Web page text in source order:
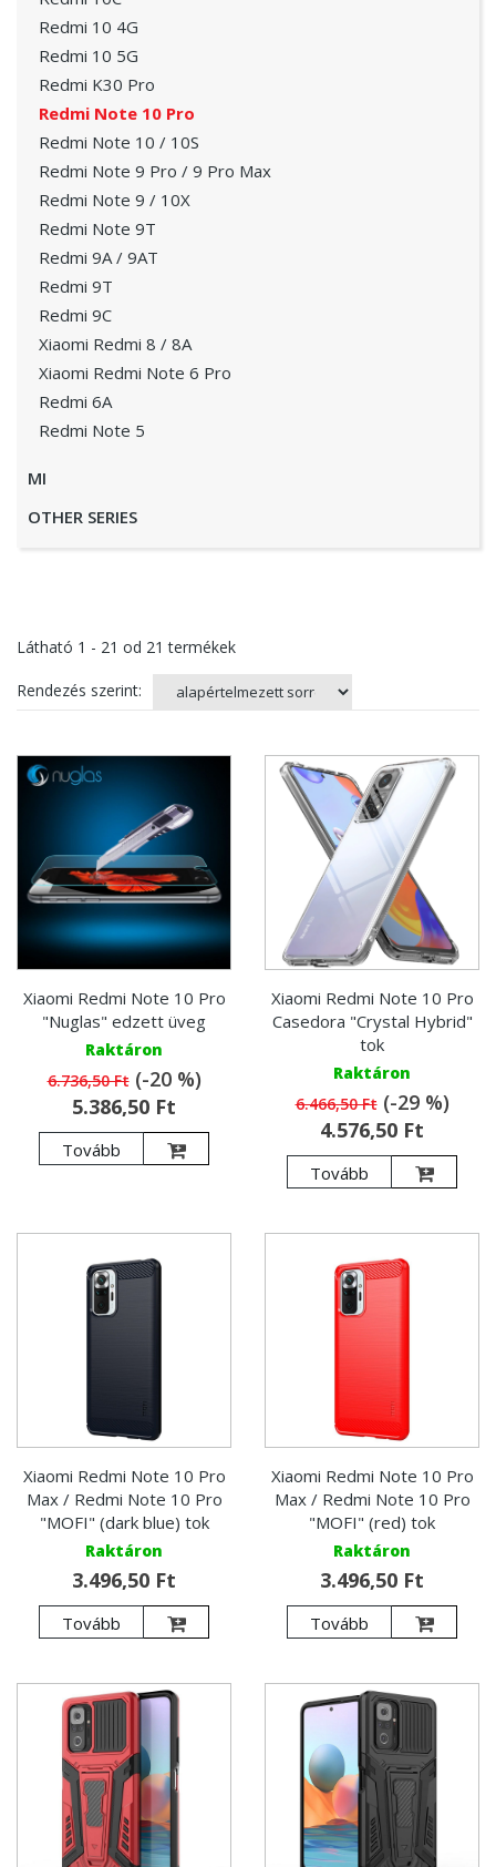
Redmi 10 4G
Redmi 10 5G
Redmi K30 Pro
Redmi Note 10 Pro
Redmi Note 10 / 10S
Redmi Note 9 Pro / 9 Pro Max
Redmi Note 9 / 10X
Redmi Note 9T
Redmi 9A / 9AT
Redmi 9T
Redmi 9C
Xiaomi Redmi 8 / 8A
Xiaomi Redmi Note 6 Pro
Redmi 6A
Redmi Note 5
MI
OTHER SERIES
Látható 1 - 21 od 21 termékek
Rendezés szerint:
Xiaomi Redmi Note 10 Pro
"Nuglas" edzett üveg
Raktáron
6.736,50 Ft(-20 %)
5.386,50 Ft
Tovább
Xiaomi Redmi Note 10 Pro
Casedora "Crystal Hybrid"
tok
Raktáron
6.466,50 Ft(-29 %)
4.576,50 Ft
Tovább
Xiaomi Redmi Note 10 Pro
Max / Redmi Note 10 Pro
"MOFI" (dark blue) tok
Raktáron
3.496,50 Ft
Tovább
Xiaomi Redmi Note 10 Pro
Max / Redmi Note 10 Pro
"MOFI" (red) tok
Raktáron
3.496,50 Ft
Tovább